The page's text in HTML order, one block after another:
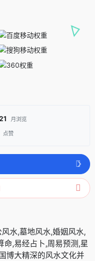
月浏览
点赞
水,墓地风水,婚姻风水,
命,易经占卜,周易预测,星
博大精深的风水文化并